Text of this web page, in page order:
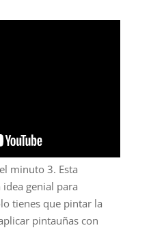
minuto 3. Esta
genial para
tienes que pintar la
pintauñas con